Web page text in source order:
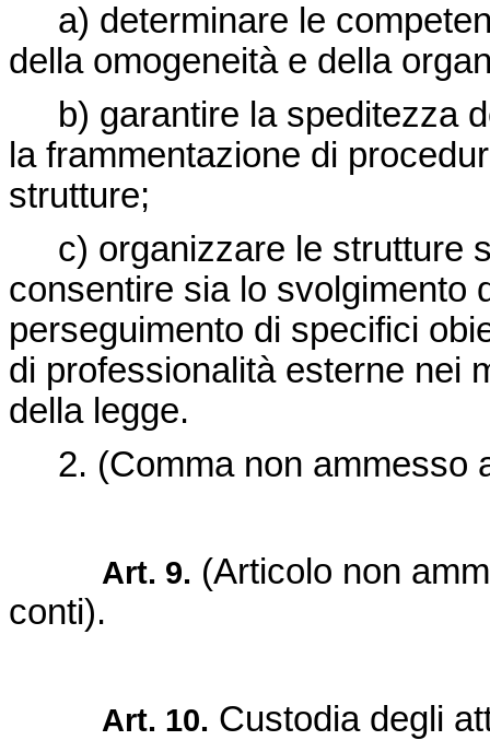
a) determinare le
della omogeneità e della
b) garantire la speditezza
la frammentazione di
strutture;
c) organizzare le strutture
consentire sia lo svolgimento
perseguimento di specifici
di professionalità esterne nei
della legge.
2. (Comma non ammesso
Art. 9. (Articolo non
conti).
Art. 10. Custodia degli